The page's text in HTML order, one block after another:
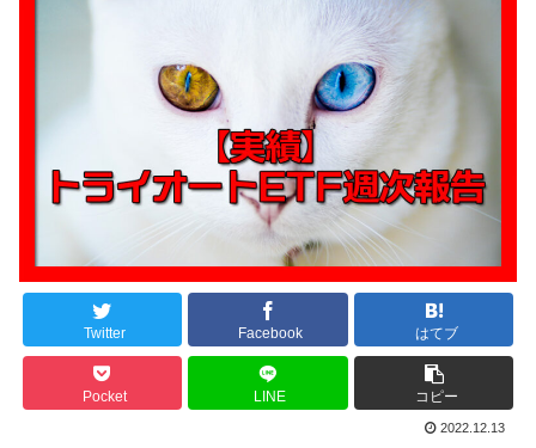
Twitter Facebook はてブ
Pocket LINE コピー
2022.12.13